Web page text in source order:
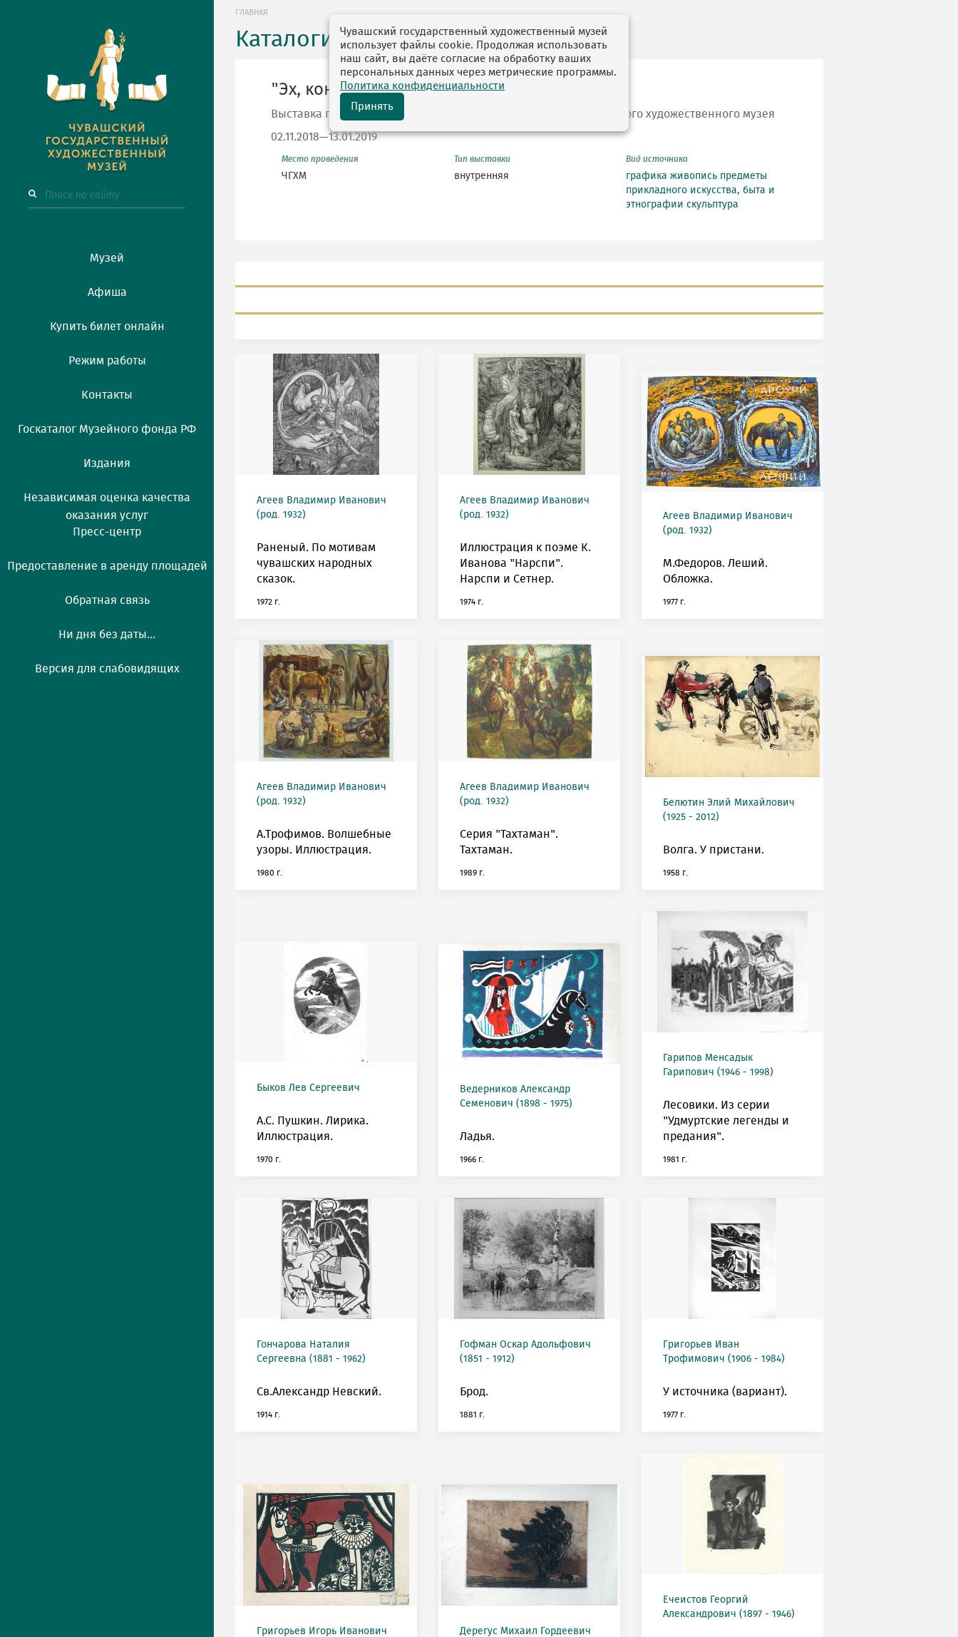
Музей
Афиша
Купить билет онлайн
Режим работы
Контакты
Госкаталог Музейного фонда РФ
Издания
Независимая оценка качества
оказания услуг
Пресс-центр
Предоставление в аренду площадей
Обратная связь
Ни дня без даты...
Версия для слабовидящих
ГЛАВНАЯ
Каталоги выставок
"Эх, кони, кони!.."
Выставка произведений из собрания Чувашского государственного художественного музея
02.11.2018—13.01.2019
Место проведения
ЧГХМ
Тип выставки
внутренняя
Вид источника
графика живопись предметы
прикладного искусства, быта и
этнографии скульптура
Агеев Владимир Иванович
(род. 1932)
Раненый. По мотивам
чувашских народных
сказок.
1972 г.
Агеев Владимир Иванович
(род. 1932)
Иллюстрация к поэме К.
Иванова "Нарспи".
Нарспи и Сетнер.
1974 г.
Агеев Владимир Иванович
(род. 1932)
М.Федоров. Леший.
Обложка.
1977 г.
Агеев Владимир Иванович
(род. 1932)
А.Трофимов. Волшебные
узоры. Иллюстрация.
1980 г.
Агеев Владимир Иванович
(род. 1932)
Серия "Тахтаман".
Тахтаман.
1989 г.
Белютин Элий Михайлович
(1925 - 2012)
Волга. У пристани.
1958 г.
Быков Лев Сергеевич
А.С. Пушкин. Лирика.
Иллюстрация.
1970 г.
Ведерников Александр
Семенович (1898 - 1975)
Ладья.
1966 г.
Гарипов Менсадык
Гарипович (1946 - 1998)
Лесовики. Из серии
"Удмуртские легенды и
предания".
1981 г.
Гончарова Наталия
Сергеевна (1881 - 1962)
Св.Александр Невский.
1914 г.
Гофман Оскар Адольфович
(1851 - 1912)
Брод.
1881 г.
Григорьев Иван
Трофимович (1906 - 1984)
У источника (вариант).
1977 г.
Григорьев Игорь Иванович
Дерегус Михаил Гордеевич
Ечеистов Георгий
Александрович (1897 - 1946)
Чувашский государственный художественный музей
использует файлы cookie. Продолжая использовать
наш сайт, вы даёте согласие на обработку ваших
персональных данных через метрические программы.
Политика конфиденциальности
Принять